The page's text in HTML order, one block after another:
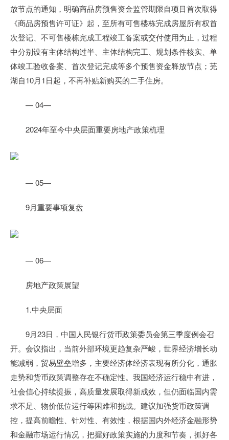
放节点的通知，明确商品房预售资金监管期限自项目首次取得
《商品房预售许可证》起，至所有可售楼栋完成房屋所有权首
次登记、不可售楼栋完成工程竣工备案或交付使用为止，过程
中分别设有主体结构过半、主体结构完工、规划条件核实、单
体竣工验收备案、首次登记完成等多个预售资金释放节点；芜
湖自10月1日起，不再补贴新购买的二手住房。
— 04—
2024年至今中央层面重要房地产政策梳理
— 05—
9月重要事项复盘
— 06—
房地产政策展望
1.中央层面
9月23日，中国人民银行货币政策委员会第三季度例会召
开。会议指出，当前外部环境更趋复杂严峻，世界经济增长动
能减弱，贸易壁垒增多，主要经济体经济表现有所分化，通胀
走势和货币政策调整存在不确定性。我国经济运行稳中有进，
社会信心持续提振，高质量发展取得新成效，但仍面临国内需
求不足、物价低位运行等困难和挑战。建议加强货币政策调
控，提高前瞻性、针对性、有效性，根据国内外经济金融形势
和金融市场运行情况，把握好政策实施的力度和节奏，抓好各